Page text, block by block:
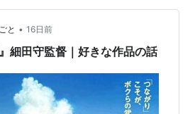
ソン
カーロス
ード
と • 16日前
細田守監督｜好きな作品の話